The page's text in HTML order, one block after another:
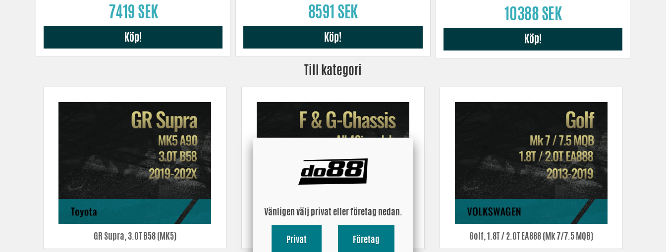
7419 SEK
Köp!
8591 SEK
Köp!
10388 SEK
Köp!
Till kategori
GR Supra, 3.0T B58 (MK5) F & G-Chassi, B58 Gen 1 Golf, 1.8T / 2.0T EA888 (Mk 7/7.5 MQB)
Vänligen välj privat eller företag nedan.
Privat Företag